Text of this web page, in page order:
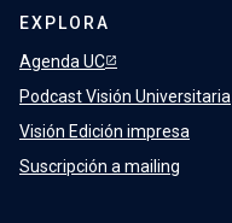
EXPLORA
Agenda UC
Podcast Visión Universitaria
Visión Edición impresa
Suscripción a mailing